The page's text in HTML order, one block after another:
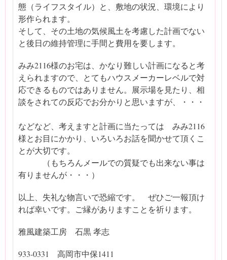
態（ライフスタイル）と、敷地の状況、環境により
形作られます。
そして、その土地の気候風土を考慮した計画でない
と後日の維持管理に手間と費用を要します。
みみ2116様のお宅は、かなり難しい計画になると考
えられますので、とてもハウスメーカーレベルで対
応できるものではありません。展示場を見たり、相
談をされての反応でお分かりと思いますが、・・・
などなど、考えますと計画に当たっては みみ2116
様とお目にかかり、いろいろお話を聞かせて頂くこ
とが大切です。
（もちろんメールでの質疑でも出来ない事は
有りませんが・・・）
以上、失礼な物言いで恐縮です。 ぜひご一報頂け
れば幸いです。ご縁がありますことを祈ります。
雅風建築工房 石黒 孝志
933-0331 高岡市中保1411